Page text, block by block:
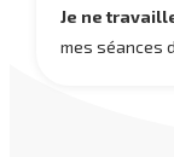
Je ne
mes séances